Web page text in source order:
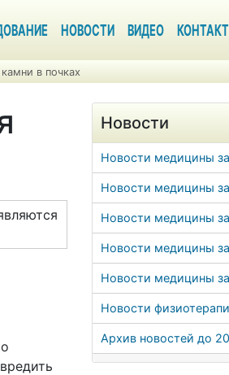
НОВОСТИ ВИДЕО
в почках
Новости
Новости медицины
Новости медицины
Новости медицины
Новости медицины
Новости медицины
Новости
Архив новостей до